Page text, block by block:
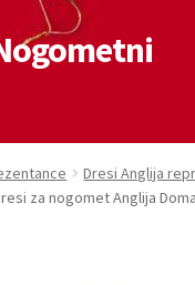
Dresi Anglija
za nogomet Anglija